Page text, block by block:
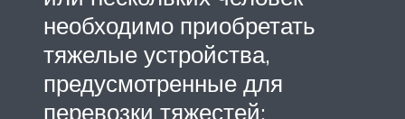
необходимо приобретать
тяжелые устройства,
предусмотренные для
перевозки тяжестей;